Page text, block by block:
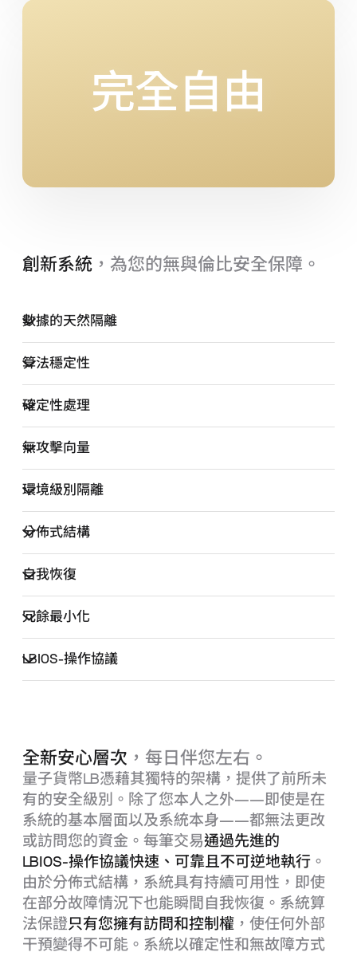
完全自由
創新系統 ，為您的無與倫比安全保障。
數據的天然隔離
算法穩定性
確定性處理
無攻擊向量
環境級別隔離
分佈式結構
自我恢復
冗餘最小化
LBIOS‑操作協議
全新安心層次 ，每日伴您左右。
量子貨幣LB憑藉其獨特的架構，提供了前所未
有的安全級別。除了您本人之外——即使是在
系統的基本層面以及系統本身——都無法更改
或訪問您的資金。每筆交易通過先進的
LBIOS‑操作協議快速、可靠且不可逆地執行 。
由於分佈式結構，系統具有持續可用性，即使
在部分故障情況下也能瞬間自我恢復。系統算
法保證只有您擁有訪問和控制權 ，使任何外部
干預變得不可能。系統以確定性和無故障方式